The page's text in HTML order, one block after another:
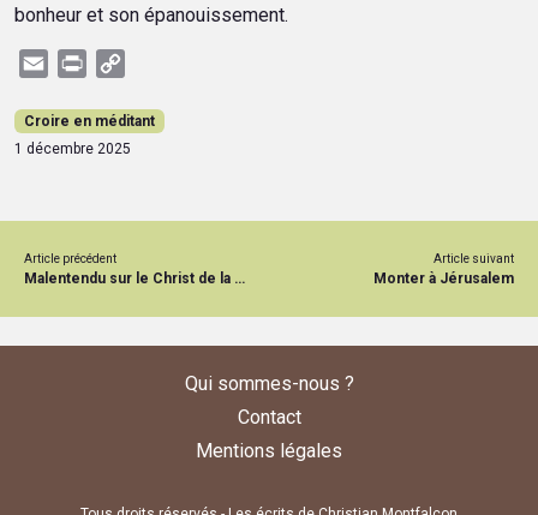
bonheur et son épanouissement.
Email Print
Croire en méditant
1 décembre 2025
Article précédent
Malentendu sur le Christ de la Promesse
Article suivant
Monter à Jérusalem
Qui sommes-nous ?
Contact
Mentions légales